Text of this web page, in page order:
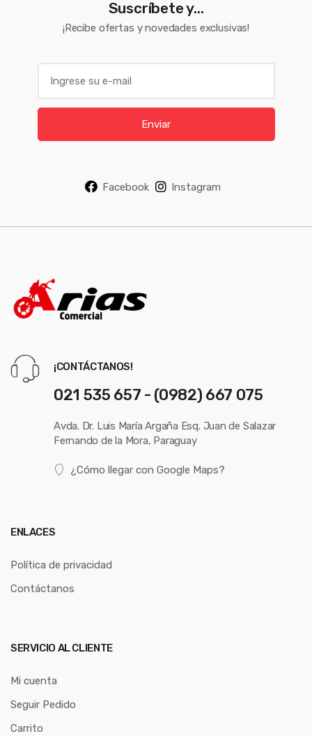
Suscríbete y...
¡Recibe ofertas y novedades exclusivas!
l
Enviar
Facebook Instagram
¡CONTÁCTANOS!
021 535 657 - (0982) 667 075
Avda. Dr. Luis María Argaña Esq. Juan de Salazar
Fernando de la Mora, Paraguay
¿Cómo llegar con Google Maps?
ENLACES
Política de privacidad
Contáctanos
SERVICIO AL CLIENTE
Mi cuenta
Seguir Pedido
Carrito